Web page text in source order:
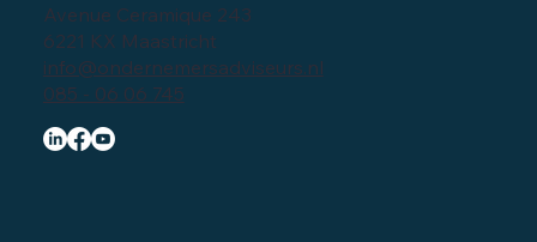
Avenue Ceramique 243
6221 KX Maastricht
info@ondernemersadviseurs.nl
085 - 06 06 745